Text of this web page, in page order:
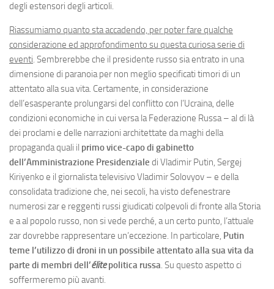
degli estensori degli articoli.
Riassumiamo quanto sta accadendo, per poter fare qualche
considerazione ed approfondimento su questa curiosa serie di
eventi. Sembrerebbe che il presidente russo sia entrato in una
dimensione di paranoia per non meglio specificati timori di un
attentato alla sua vita. Certamente, in considerazione
dell’esasperante prolungarsi del conflitto con l’Ucraina, delle
condizioni economiche in cui versa la Federazione Russa – al di là
dei proclami e delle narrazioni architettate da maghi della
propaganda quali il primo vice-capo di gabinetto
dell’Amministrazione Presidenziale di Vladimir Putin, Sergej
Kiriyenko e il giornalista televisivo Vladimir Solovyov – e della
consolidata tradizione che, nei secoli, ha visto defenestrare
numerosi zar e reggenti russi giudicati colpevoli di fronte alla Storia
e a al popolo russo, non si vede perché, a un certo punto, l’attuale
zar dovrebbe rappresentare un’eccezione. In particolare, Putin
teme l’utilizzo di droni in un possibile attentato alla sua vita da
parte di membri dell’élitepolitica russa. Su questo aspetto ci
soffermeremo più avanti.